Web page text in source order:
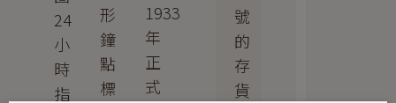
24
小
時
指
形
鐘
點
標
1933
年
正
式
號
的
存
貨